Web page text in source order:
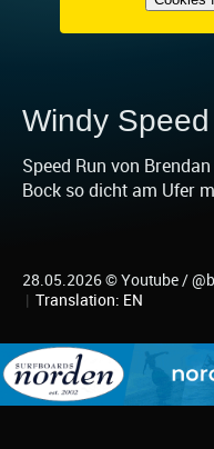
Windy
Speed Run von
Bock so dicht am Ufer
28.05.2026 © Youtube /
| Translation: EN